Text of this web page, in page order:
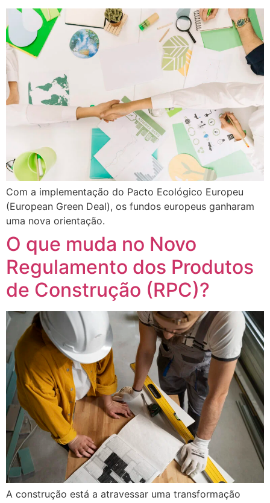
Com a implementação do Pacto Ecológico Europeu
(European Green Deal), os fundos europeus ganharam
uma nova orientação.
O que muda no Novo
Regulamento dos Produtos
de Construção (RPC)?
A construção está a atravessar uma transformação